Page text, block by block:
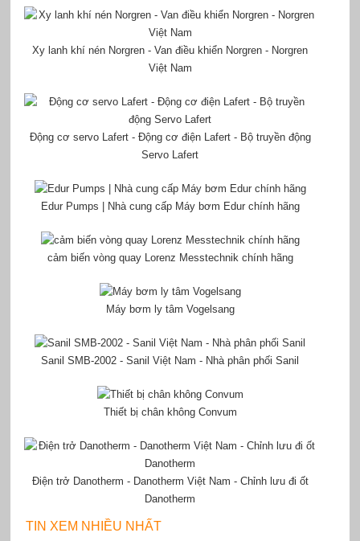
Xy lanh khí nén Norgren - Van điều khiển Norgren - Norgren
Việt Nam
Động cơ servo Lafert - Động cơ điện Lafert - Bộ truyền động
Servo Lafert
Edur Pumps | Nhà cung cấp Máy bơm Edur chính hãng
cảm biến vòng quay Lorenz Messtechnik chính hãng
Máy bơm ly tâm Vogelsang
Sanil SMB-2002 - Sanil Việt Nam - Nhà phân phối Sanil
Thiết bị chân không Convum
Điện trở Danotherm - Danotherm Việt Nam - Chỉnh lưu đi ốt
Danotherm
TIN XEM NHIỀU NHẤT